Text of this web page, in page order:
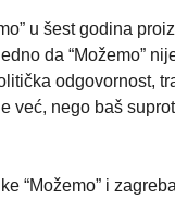
u šest godina
da “Možemo”
odgovornost,
već, nego baš
“Možemo” i